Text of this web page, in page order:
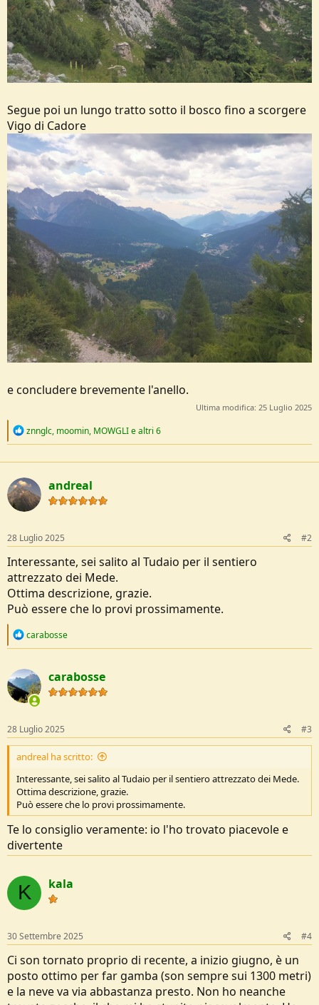
Segue poi un lungo tratto sotto il bosco fino a scorgere
Vigo di Cadore
e concludere brevemente l'anello.
Ultima modifica: 25 Luglio 2025
R
c
t
i
o
n
znnglc, moomin, MOWGLIe altri 6
andreal
28 Luglio 2025 #2
Interessante, sei salito al Tudaio per il sentiero
attrezzato dei Mede.
Ottima descrizione, grazie.
Può essere che lo provi prossimamente.
R
c
t
i
o
s
:
carabosse
carabosse
28 Luglio 2025 #3
andreal ha scritto:
Interessante, sei salito al Tudaio per il sentiero attrezzato dei Mede.
Ottima descrizione, grazie.
Può essere che lo provi prossimamente.
Te lo consiglio veramente: io l'ho trovato piacevole e
divertente
K kala
30 Settembre 2025 #4
Ci son tornato proprio di recente, a inizio giugno, è un
posto ottimo per far gamba (son sempre sui 1300 metri)
e la neve va via abbastanza presto. Non ho neanche